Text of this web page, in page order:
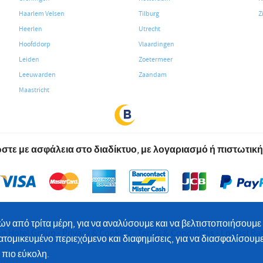
Haarlem Velsen
Heerlen
Hoofddorp
Leiden
Leeuwarden
Maastricht
Tilburg
Utrecht
Vlaardingen
Zoetermeer
Zaandam
με ασφάλεια στο διαδίκτυο, με λογαριασμό ή
Hotel Group Privacy & Cookies Terms & Conditions Lowest
τρίτα μέρη, για να αναλύσουμε και να βελτιστοποιήσουμε
περιεχόμενο και διαφημίσεις, για να
εύκολη.